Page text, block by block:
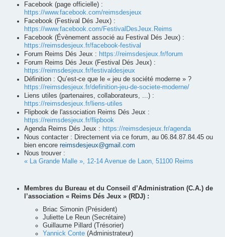
Facebook (page officielle) :
https://www.facebook.com/reimsdesjeux
Facebook (Festival Dés Jeux) :
https://www.facebook.com/FestivalDesJeux.Reims
Facebook (Évènement associé au Festival Dés Jeux) :
https://reimsdesjeux.fr/facebook-festival
Forum Reims Dés Jeux : https://reimsdesjeux.fr/forum
Forum Reims Dés Jeux (Festival Dés Jeux) :
https://reimsdesjeux.fr/festivaldesjeux
Définition : Qu’est-ce que le « jeu de société moderne » ?
https://reimsdesjeux.fr/definition-jeu-de-societe-moderne/
Liens utiles (partenaires, collaborateurs, ...) :
https://reimsdesjeux.fr/liens-utiles
Flipbook de l'association Reims Dés Jeux :
https://reimsdesjeux.fr/flipbook
Agenda Reims Dés Jeux : https://reimsdesjeux.fr/agenda
Nous contacter : Directement via ce forum, au 06.84.87.84.45 ou
bien encore reimsdesjeux@gmail.com
Nous trouver :
« La Grande Malle », 12-14 Avenue de Laon, 51100 Reims
Membres du Bureau et du Conseil d’Administration (C.A.) de
l’association « Reims Dés Jeux » (RDJ) :
Briac Simonin (Président)
Juliette Le Reun (Secrétaire)
Guillaume Pillard (Trésorier)
Yannick Conte (Administrateur)